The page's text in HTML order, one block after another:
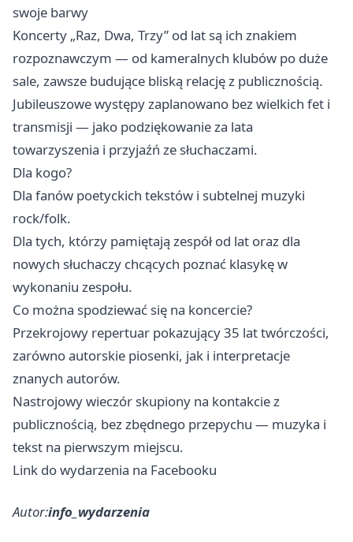
swoje barwy
Koncerty „Raz, Dwa, Trzy” od lat są ich znakiem
rozpoznawczym — od kameralnych klubów po duże
sale, zawsze budujące bliską relację z publicznością.
Jubileuszowe występy zaplanowano bez wielkich fet i
transmisji — jako podziękowanie za lata
towarzyszenia i przyjaźń ze słuchaczami.
Dla kogo?
Dla fanów poetyckich tekstów i subtelnej muzyki
rock/folk.
Dla tych, którzy pamiętają zespół od lat oraz dla
nowych słuchaczy chcących poznać klasykę w
wykonaniu zespołu.
Co można spodziewać się na koncercie?
Przekrojowy repertuar pokazujący 35 lat twórczości,
zarówno autorskie piosenki, jak i interpretacje
znanych autorów.
Nastrojowy wieczór skupiony na kontakcie z
publicznością, bez zbędnego przepychu — muzyka i
tekst na pierwszym miejscu.
Link do wydarzenia na Facebooku
Autor:info_wydarzenia